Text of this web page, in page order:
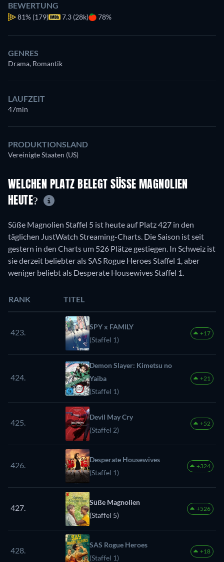
BEWERTUNG
81% (179) 7.3 (28k) 78%
GENRES
Drama, Romantik
LAUFZEIT
47min
PRODUKTIONSLAND
Vereinigte Staaten (US)
WELCHEN PLATZ BELEGT SÜSSE MAGNOLIEN H
EUTE?
Süße Magnolien Staffel 5 ist heute auf Platz 427 in den
täglichen JustWatch Streaming-Charts. Die Saison ist seit
gestern in den Charts um 526 Plätze gestiegen. In Schweiz ist
sie derzeit beliebter als SAS Rogue Heroes Staffel 1, aber
weniger beliebt als Desperate Housewives Staffel 1.
RANK TITEL
423.
SPY x FAMILY
(Staffel 1)
+17
424.
Demon Slayer: Kimetsu no
Yaiba
(Staffel 1)
+21
425.
Devil May Cry
(Staffel 2)
+52
426.
Desperate Housewives
(Staffel 1)
+324
427.
Süße Magnolien
(Staffel 5)
+526
428.
SAS Rogue Heroes
(Staffel 1)
+18